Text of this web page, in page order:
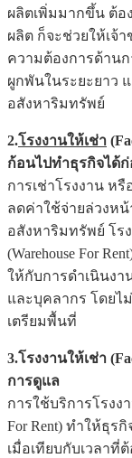
ผลิตเพิ่มมากขึ้น ต้อ
ผลิต ก็จะช่วยให้เจ้
ความต้องการด้าน
ผูกพันในระยะยาว
อสังหาริมทรัพย์
2.โรงงานให้เช่า
ก้อนไปทำธุรกิจได้
การเช่าโรงงาน หรื
ลดค่าใช้จ่ายล่วงห
อสังหาริมทรัพย์ โร
(Warehouse For
ให้กับการดำเนินง
และบุคลากร โดยไ
เตรียมพื้นที่
3.โรงงานให้เช่า
การดูแล
การใช้บริการโรงง
For Rent) ทำให้ธุร
เมื่อเทียบกับเวลาที่